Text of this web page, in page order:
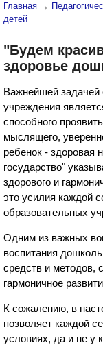
Главная →
детей
"Будем
здоровье
Важнейшей задачей
учреждения
способного
мыслящего,
ребенок - здоровая
государство"
здорового и
это усилия каждой
образовательных
Одним из важных
воспитания
средств и методов,
гармоничное
К сожалению, в
позволяет каждой
условиях, да и не у